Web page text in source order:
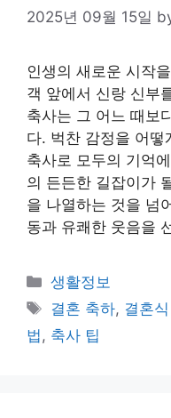
2025년 09월 15일
인생의 새로운 시작
객 앞에서 신랑 신부
축사는 그 어느 때보
다. 벅찬 감정을 어떻
축사로 모두의 기억
의 든든한 길잡이가
을 나열하는 것을 넘
동과 유쾌한 웃음을
Categories
생활정보
Tags
결혼 축하, 결혼
법 , 축사 팁